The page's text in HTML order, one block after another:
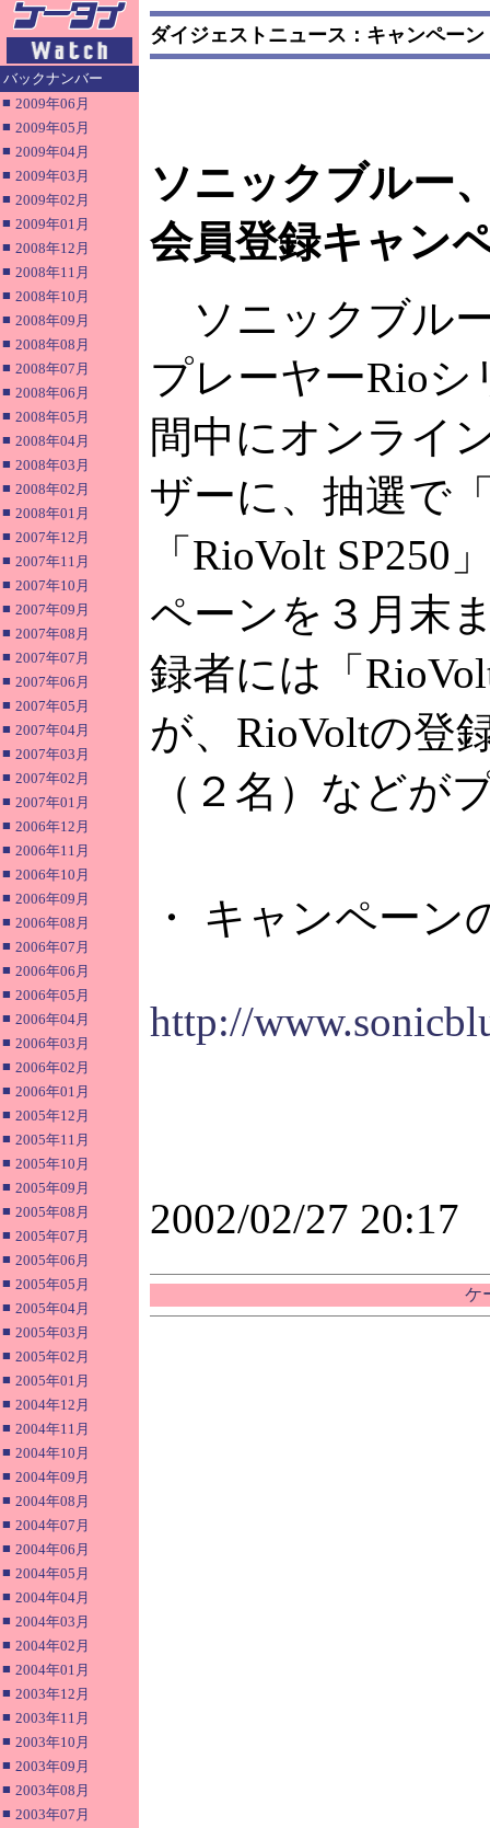
バックナンバー
■ 2009年06月
■ 2009年05月
■ 2009年04月
■ 2009年03月
■ 2009年02月
■ 2009年01月
■ 2008年12月
■ 2008年11月
■ 2008年10月
■ 2008年09月
■ 2008年08月
■ 2008年07月
■ 2008年06月
■ 2008年05月
■ 2008年04月
■ 2008年03月
■ 2008年02月
■ 2008年01月
■ 2007年12月
■ 2007年11月
■ 2007年10月
■ 2007年09月
■ 2007年08月
■ 2007年07月
■ 2007年06月
■ 2007年05月
■ 2007年04月
■ 2007年03月
■ 2007年02月
■ 2007年01月
■ 2006年12月
■ 2006年11月
■ 2006年10月
■ 2006年09月
■ 2006年08月
■ 2006年07月
■ 2006年06月
■ 2006年05月
■ 2006年04月
■ 2006年03月
■ 2006年02月
■ 2006年01月
■ 2005年12月
■ 2005年11月
■ 2005年10月
■ 2005年09月
■ 2005年08月
■ 2005年07月
■ 2005年06月
■ 2005年05月
■ 2005年04月
■ 2005年03月
■ 2005年02月
■ 2005年01月
■ 2004年12月
■ 2004年11月
■ 2004年10月
■ 2004年09月
■ 2004年08月
■ 2004年07月
■ 2004年06月
■ 2004年05月
■ 2004年04月
■ 2004年03月
■ 2004年02月
■ 2004年01月
■ 2003年12月
■ 2003年11月
■ 2003年10月
■ 2003年09月
■ 2003年08月
■ 2003年07月
ダイジェストニュース：キャンペーン
ソニックブルー
会員登録キャン
ソニックブル
プレーヤーRio
間中にオンライ
ザーに、抽選で
「RioVolt
ペーンを３月末
録者には「
が、RioVoltの登
（２名）などが
・ キャンペーン
http://
2002/02/27 20:17
ケ